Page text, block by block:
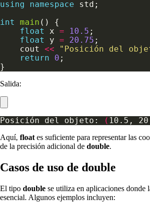
using
namespace
int
main
float
x = 10.5
float
y = 20.75
    cout
<< "Posición del
return
0
Salida:
Posición del objeto: ( 10.5,
Aquí, float es suficiente para representar las
de la precisión adicional de double.
Casos de uso de double
El tipo double se utiliza en aplicaciones donde
esencial. Algunos ejemplos incluyen: